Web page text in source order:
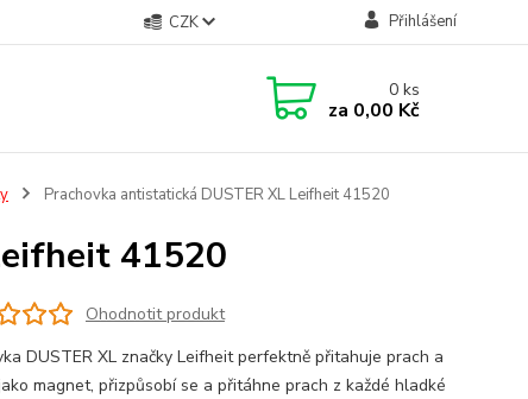
CZK Přihlášení
0ks
za 0,00 Kč
Prachovka antistatická DUSTER XL Leifheit 41520
41520
Ohodnotit produkt
DUSTER XL značky Leifheit perfektně přitahuje prach a
magnet, přizpůsobí se a přitáhne prach z každé hladké